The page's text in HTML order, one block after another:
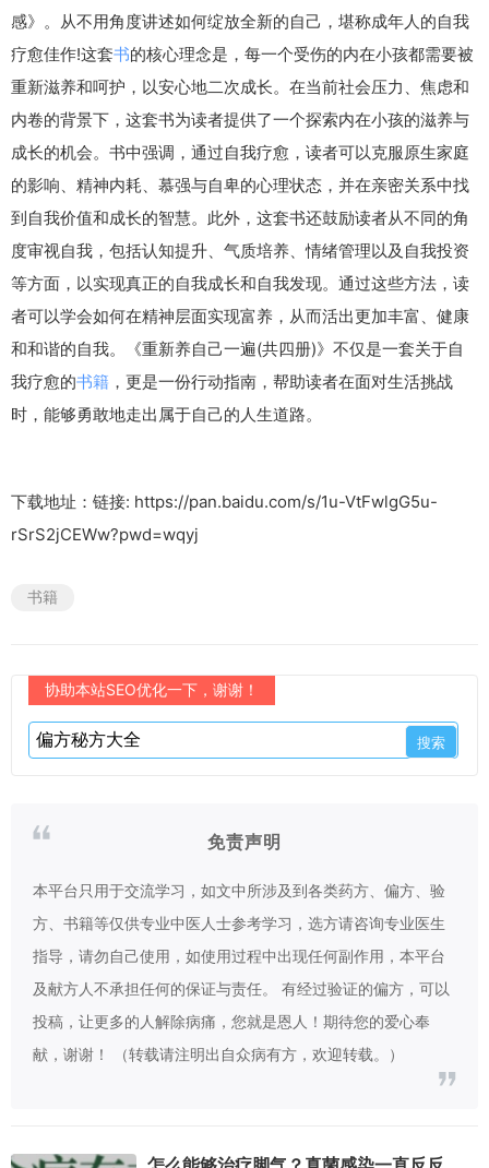
感》。从不用角度讲述如何绽放全新的自己，堪称成年人的自我
疗愈佳作!这套书的核心理念是，每一个受伤的内在小孩都需要被
重新滋养和呵护，以安心地二次成长。在当前社会压力、焦虑和
内卷的背景下，这套书为读者提供了一个探索内在小孩的滋养与
成长的机会。书中强调，通过自我疗愈，读者可以克服原生家庭
的影响、精神内耗、慕强与自卑的心理状态，并在亲密关系中找
到自我价值和成长的智慧。此外，这套书还鼓励读者从不同的角
度审视自我，包括认知提升、气质培养、情绪管理以及自我投资
等方面，以实现真正的自我成长和自我发现。通过这些方法，读
者可以学会如何在精神层面实现富养，从而活出更加丰富、健康
和和谐的自我。《重新养自己一遍(共四册)》不仅是一套关于自
我疗愈的书籍 ，更是一份行动指南，帮助读者在面对生活挑战
时，能够勇敢地走出属于自己的人生道路。
下载地址：链接: https://pan.baidu.com/s/1u-VtFwlgG5u-
rSrS2jCEWw?pwd=wqyj
书籍
协助本站SEO优化一下，谢谢！
免责声明
本平台只用于交流学习，如文中所涉及到各类药方、偏方、验
方、书籍等仅供专业中医人士参考学习，选方请咨询专业医生
指导，请勿自己使用，如使用过程中出现任何副作用，本平台
及献方人不承担任何的保证与责任。 有经过验证的偏方，可以
投稿，让更多的人解除病痛，您就是恩人！期待您的爱心奉
献，谢谢！ （转载请注明出自众病有方，欢迎转载。）